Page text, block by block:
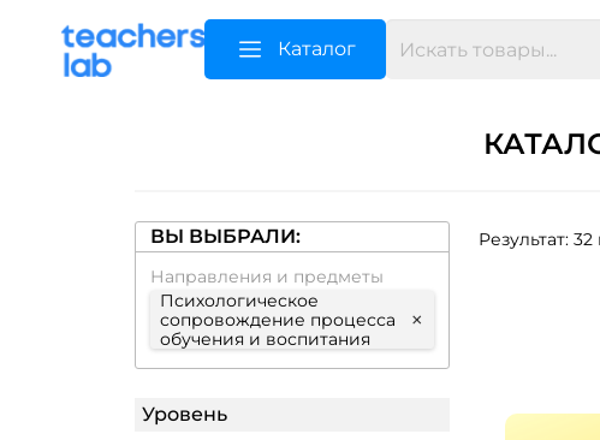
Каталог
ВЫ ВЫБРАЛИ:
Направления и предметы
Психологическое
сопровождение процесса
обучения и воспитания
×
Уровень
Результат: